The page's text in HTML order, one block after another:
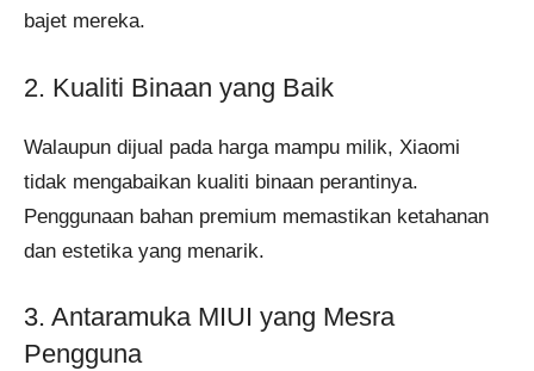
bajet mereka.
2. Kualiti Binaan yang Baik
Walaupun dijual pada harga mampu milik, Xiaomi
tidak mengabaikan kualiti binaan perantinya.
Penggunaan bahan premium memastikan ketahanan
dan estetika yang menarik.
3. Antaramuka MIUI yang Mesra
Pengguna